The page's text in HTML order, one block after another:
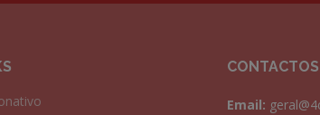
CONTACTOS
Email: